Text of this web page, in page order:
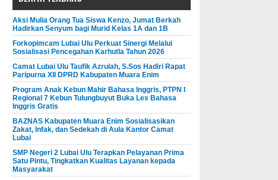
Aksi Mulia Orang Tua Siswa Kenzo, Jumat Berkah
Hadirkan Senyum bagi Murid Kelas 1A dan 1B
Forkopimcam Lubai Ulu Perkuat Sinergi Melalui
Sosialisasi Pencegahan Karhutla Tahun 2026
Camat Lubai Ulu Taufik Azrulah, S.Sos Hadiri Rapat
Paripurna XII DPRD Kabupaten Muara Enim
Program Anak Kebun Mahir Bahasa Inggris, PTPN I
Regional 7 Kebun Tulungbuyut Buka Les Bahasa
Inggris Gratis
BAZNAS Kabupaten Muara Enim Sosialisasikan
Zakat, Infak, dan Sedekah di Aula Kantor Camat
Lubai
SMP Negeri 2 Lubai Ulu Terapkan Pelayanan Prima
Satu Pintu, Tingkatkan Kualitas Layanan kepada
Masyarakat